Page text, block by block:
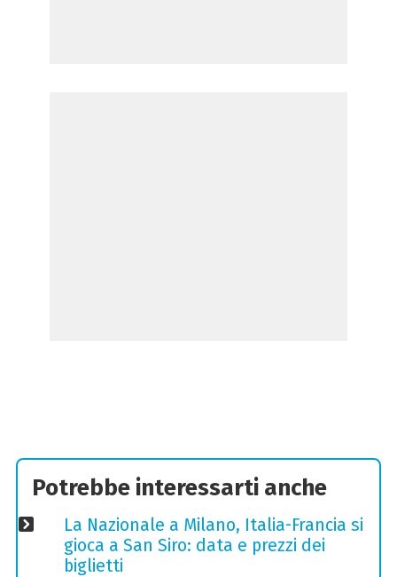
Potrebbe interessarti anche
La Nazionale a Milano, Italia-Francia si
gioca a San Siro: data e prezzi dei
biglietti